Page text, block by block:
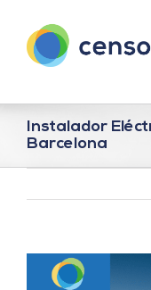
contenido
Instalador
Barcelona